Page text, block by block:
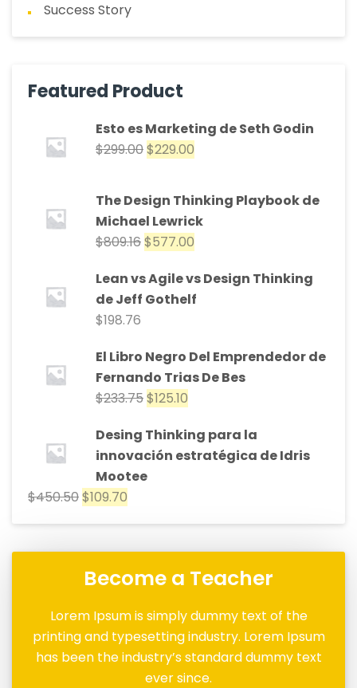
Success Story
Featured Product
Esto es Marketing de Seth Godin
$299.00$229.00
The Design Thinking Playbook de
Michael Lewrick
$809.16$577.00
Lean vs Agile vs Design Thinking
de Jeff Gothelf
$198.76
El Libro Negro Del Emprendedor de
Fernando Trias De Bes
$233.75$125.10
Desing Thinking para la
innovación estratégica de Idris
Mootee
$450.50$109.70
Become a Teacher
Lorem Ipsum is simply dummy text of the
printing and typesetting industry. Lorem Ipsum
has been the industry’s standard dummy text
ever since.